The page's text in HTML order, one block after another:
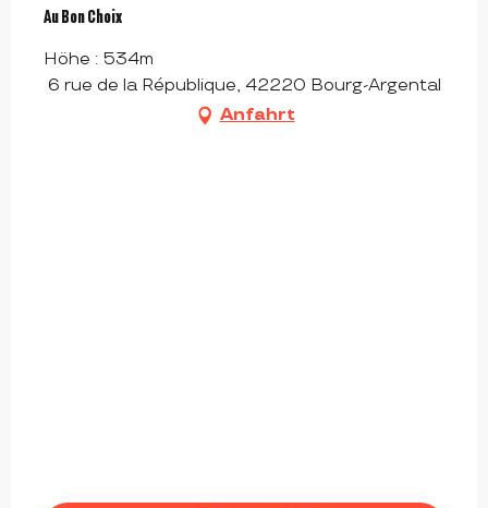
Au Bon Choix
Höhe : 534m
6 rue de la République, 42220 Bourg-Argental
Anfahrt